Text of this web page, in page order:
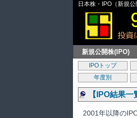
日本株・IPO（新規
新規公開株(IPO)
IPOトップ
年度別
【IPO結果
2001年以降の